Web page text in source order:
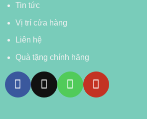
Tin tức
Vị trí cửa hàng
Liên hệ
Quà tặng chính hãng